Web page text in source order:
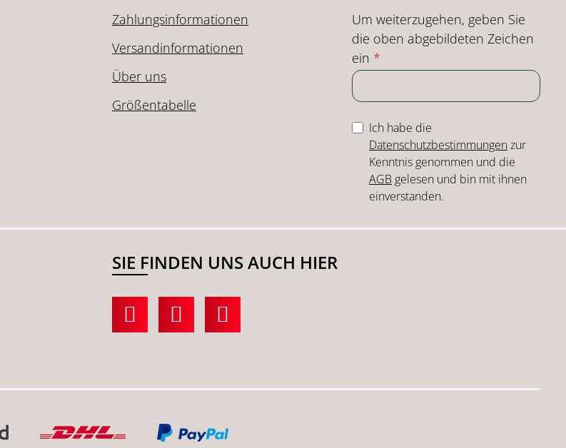
Zahlungsinformationen
Versandinformationen
Über uns
Größentabelle
Um weiterzugehen, geben Sie
die oben abgebildeten Zeichen
ein *
Ich habe die
Datenschutzbestimmungenzur
Kenntnis genommen und die
AGB gelesen und bin mit ihnen
einverstanden.
SIE FINDEN UNS AUCH HIER